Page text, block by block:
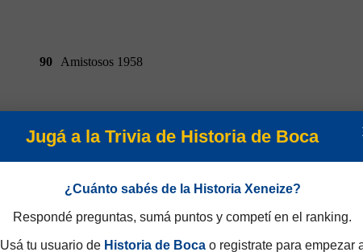
90 Amistosos 1958
Jugá a la Trivia de Historia de Boca
¿Cuánto sabés de la Historia Xeneize?
Respondé preguntas, sumá puntos y competí en el ranking.
Usá tu usuario de Historia de Bocao registrate para empezar